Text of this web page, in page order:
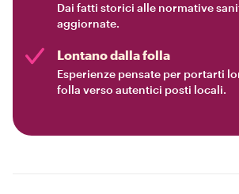
Dai fatti storici alle normative
aggiornate.
Lontano dalla folla
Esperienze pensate per portarti
folla verso autentici posti locali.